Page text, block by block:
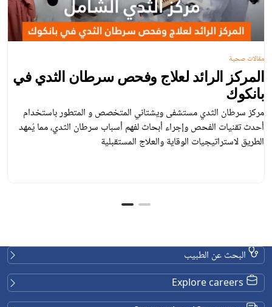
المركز الرائد لعلاج وفحص سرطان الثدي في
بانكوك
مركز سرطان الثدي مستشفى ويشتاني المتخصص و المتطور باستخدام
أحدث تقنيات الفحص وإجراء أبحاث لفهم أسباب سرطان الثدي، مما يُمهد
الطريق لاستراتيجيات الوقاية والعلاج المستقبلية
مقالات صحية
البحث عن الطبيب